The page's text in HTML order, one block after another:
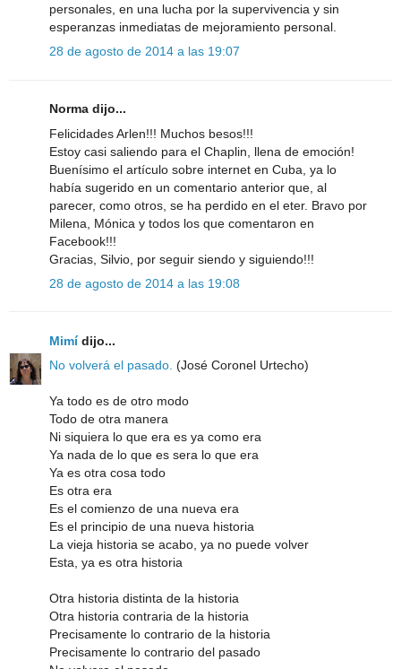
personales, en una lucha por la supervivencia y sin
esperanzas inmediatas de mejoramiento personal.
28 de agosto de 2014 a las 19:07
Norma dijo...
Felicidades Arlen!!! Muchos besos!!!
Estoy casi saliendo para el Chaplin, llena de emoción!
Buenísimo el artículo sobre internet en Cuba, ya lo
había sugerido en un comentario anterior que, al
parecer, como otros, se ha perdido en el eter. Bravo por
Milena, Mónica y todos los que comentaron en
Facebook!!!
Gracias, Silvio, por seguir siendo y siguiendo!!!
28 de agosto de 2014 a las 19:08
Mimídijo...
No volverá el pasado. (José Coronel Urtecho)
Ya todo es de otro modo
Todo de otra manera
Ni siquiera lo que era es ya como era
Ya nada de lo que es sera lo que era
Ya es otra cosa todo
Es otra era
Es el comienzo de una nueva era
Es el principio de una nueva historia
La vieja historia se acabo, ya no puede volver
Esta, ya es otra historia
Otra historia distinta de la historia
Otra historia contraria de la historia
Precisamente lo contrario de la historia
Precisamente lo contrario del pasado